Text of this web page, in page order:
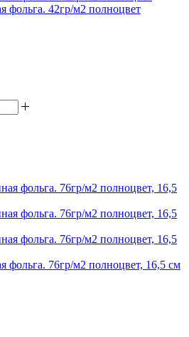
фольга. 42гр/м2 полноцвет
фольга. 76гр/м2 полноцвет, 16,5 см